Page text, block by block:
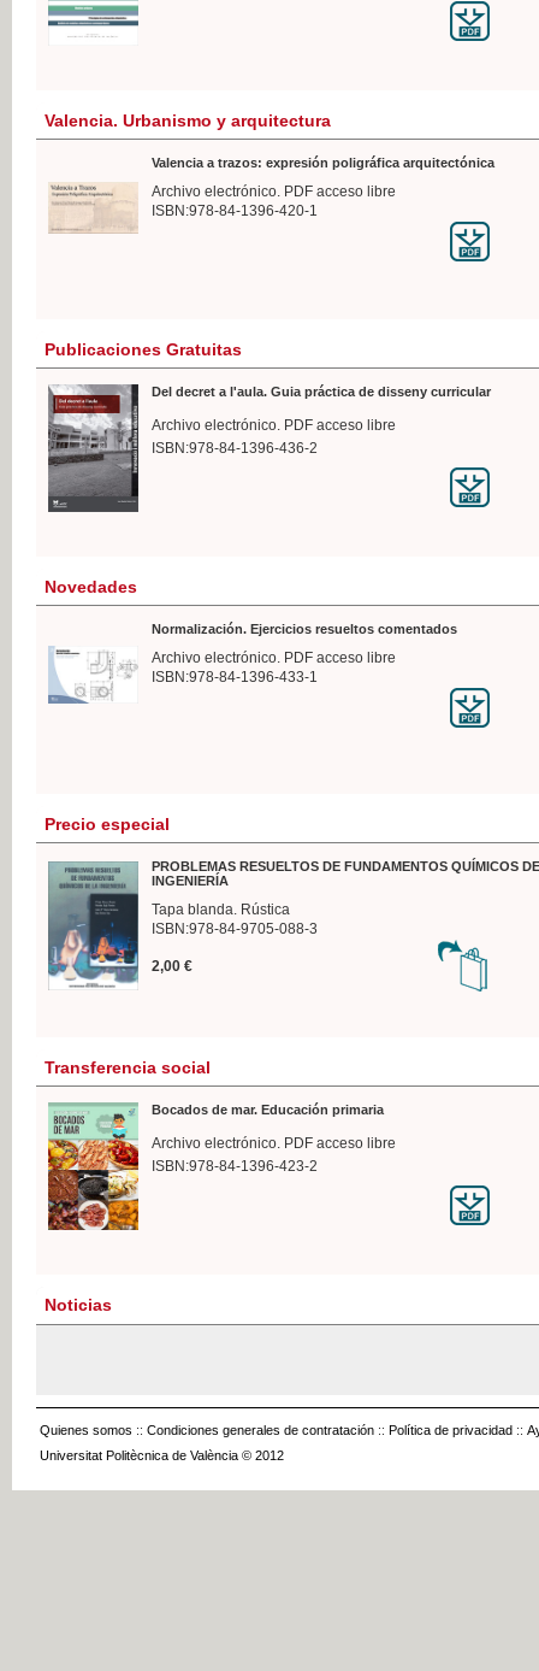
Valencia. Urbanismo y arquitectura
Valencia a trazos: expresión poligráfica arquitectónica
Archivo electrónico. PDF acceso libre
ISBN:978-84-1396-420-1
Publicaciones Gratuitas
Del decret a l'aula. Guia práctica de disseny curricular
Archivo electrónico. PDF acceso libre
ISBN:978-84-1396-436-2
Novedades
Normalización. Ejercicios resueltos comentados
Archivo electrónico. PDF acceso libre
ISBN:978-84-1396-433-1
Precio especial
PROBLEMAS RESUELTOS DE FUNDAMENTOS QUÍMICOS
INGENIERÍA
Tapa blanda. Rústica
ISBN:978-84-9705-088-3
2,00 €
Transferencia social
Bocados de mar. Educación primaria
Archivo electrónico. PDF acceso libre
ISBN:978-84-1396-423-2
Noticias
Quienes somos :: Condiciones generales de contratación :: Política de privacidad ::
Universitat Politècnica de València © 2012